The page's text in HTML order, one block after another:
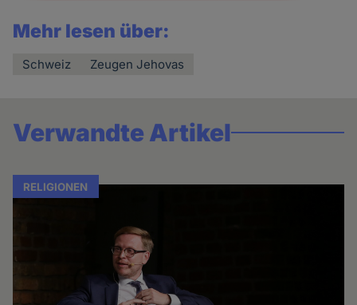
Mehr lesen über:
Schweiz Zeugen Jehovas
Verwandte Artikel
RELIGIONEN